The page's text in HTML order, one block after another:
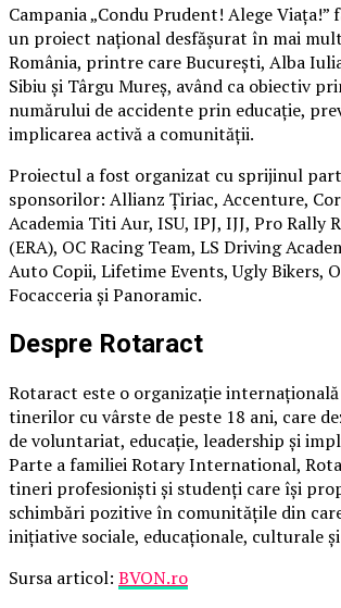
Campania „Condu Prudent! Alege
un proiect național desfășurat în mai
România, printre care București, Alba
Sibiu și Târgu Mureș, având ca obiectiv
numărului de accidente prin educație,
implicarea activă a comunității.
Proiectul a fost organizat cu sprijinul
sponsorilor: Allianz Țiriac, Accenture,
Academia Titi Aur, ISU, IPJ, IJJ, Pro Rally
(ERA), OC Racing Team, LS Driving
Auto Copii, Lifetime Events, Ugly Bikers,
Focacceria și Panoramic.
Despre Rotaract
Rotaract este o organizație
tinerilor cu vârste de peste 18 ani, care
de voluntariat, educație, leadership și
Parte a familiei Rotary International,
tineri profesioniști și studenți care își
schimbări pozitive în comunitățile din
inițiative sociale, educaționale, culturale
Sursa articol: BVON.ro